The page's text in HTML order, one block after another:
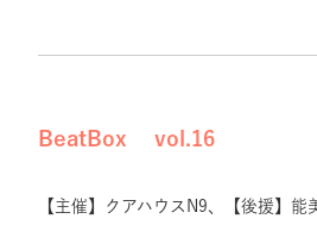
BeatBox vol.16
【主催】クアハウスN9、【後援】能